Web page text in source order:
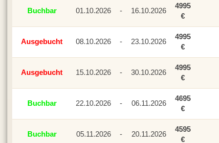
Buchbar 01.10.2026 - 16.10.2026
4995
€
Ausgebucht 08.10.2026 - 23.10.2026
4995
€
Ausgebucht 15.10.2026 - 30.10.2026
4995
€
Buchbar 22.10.2026 - 06.11.2026
4695
€
Buchbar 05.11.2026 - 20.11.2026
4595
€